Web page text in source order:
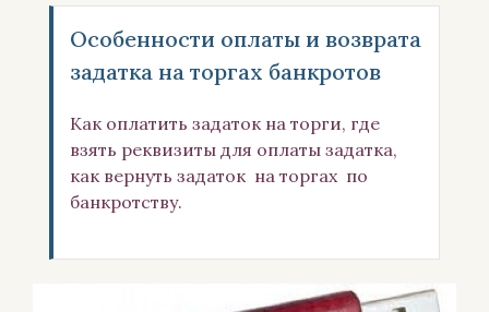
Особенности оплаты и возврата
задатка на торгах банкротов
Как оплатить задаток на торги, где
взять реквизиты для оплаты задатка,
как вернуть задаток на торгах по
банкротству.